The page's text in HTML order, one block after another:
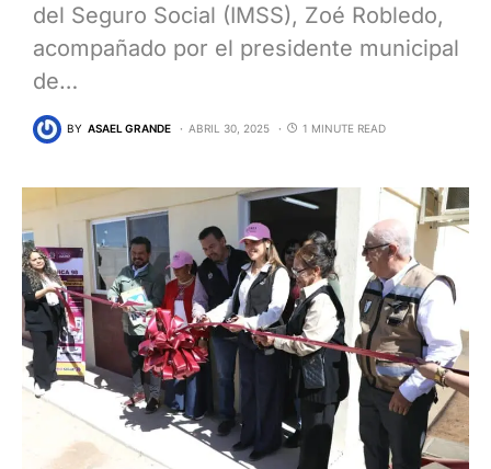
del Seguro Social (IMSS), Zoé Robledo,
acompañado por el presidente municipal
de…
BY ASAEL GRANDE ABRIL 30, 2025 1 MINUTE READ